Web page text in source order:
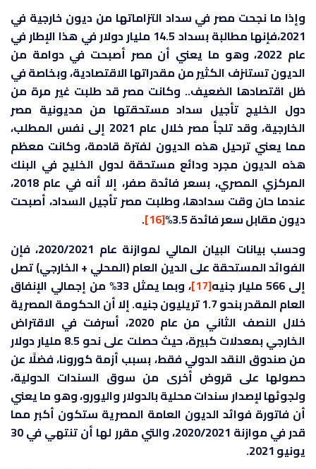
وإذا ما نجحت مصر في سداد التزاماتها من ديون خارجية في
2021،فإنها مطالبة بسداد 14.5 مليار دولار في هذا الإطار في
عام 2022، وهو ما يعني أن مصر أصبحت في دوامة من
الديون تستنزف الكثير من مقدراتها الاقتصادية، وبخاصة في
ظل اقتصادها الضعيف.. وكانت مصر قد طلبت غير مرة من
دول الخليج تأجيل سداد مستحقتها من مديونية مصر
الخارجية، وقد تلجأ مصر خلال عام 2021 إلى نفس المطلب،
مما يعني ترحيل هذه الديون لفترة قادمة، وكانت معظم
هذه الديون مجرد ودائع مستحقة لدول الخليج في البنك
المركزي المصري، بسعر فائدة صفر، إلا أنه في عام 2018،
عندما حان وقت سدادها، وطلبت مصر تأجيل السداد، أصبحت
ديون مقابل سعر فائدة 3.5%
[16]
.
وحسب بيانات البيان المالي لموازنة عام 2020/2021، فإن
الفوائد المستحقة على الدين العام (المحلي + الخارجي) تصل
إلى 566 مليار جنيه
[17]
، وبما يمثل 33% من إجمالي الإنفاق
العام المقدر بنحو 1.7 تريليون جنيه. إلا أن الحكومة المصرية
خلال النصف الثاني من عام 2020، أسرفت في الاقتراض
الخارجي بمعدلات كبيرة، حيث حصلت على نحو 8.5 مليار دولار
من صندوق النقد الدولي فقط، بسبب أزمة كورونا، فضلًا عن
حصولها على قروض أخرى من سوق السندات الدولية،
ولجوئها لإصدار سندات محلية بالدولار واليورو، وهو ما يعني
أن فاتورة فوائد الديون العامة المصرية ستكون أكبر مما
قدر في موازنة 2020/2021، والتي مقرر لها أن تنتهي في 30
يونيو 2021.